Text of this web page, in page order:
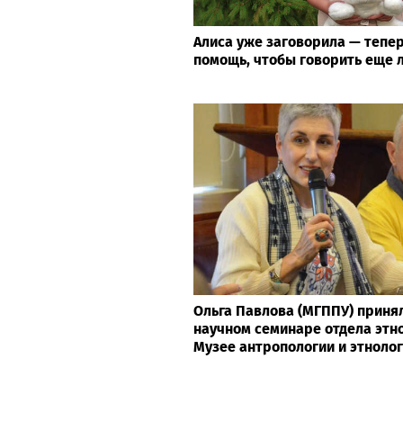
Алиса уже заговорила —
помощь, чтобы говорить еще
Ольга Павлова (МГППУ)
научном семинаре отдела
Музее антропологии и